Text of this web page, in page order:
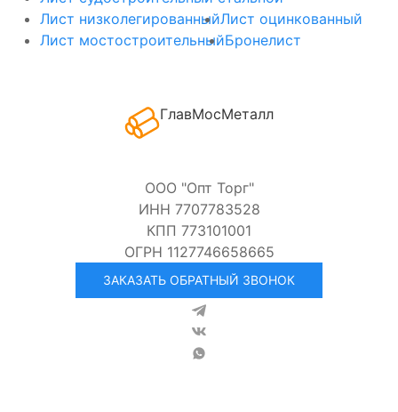
Лист низколегированныйЛист оцинкованный
Лист мостостроительныйБронелист
ГлавМосМеталл
ООО "Опт Торг"
ИНН 7707783528
КПП 773101001
ОГРН 1127746658665
ЗАКАЗАТЬ ОБРАТНЫЙ ЗВОНОК